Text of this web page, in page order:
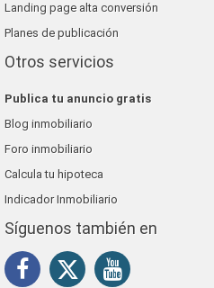
Landing page alta conversión
Planes de publicación
Otros servicios
Publica tu anuncio gratis
Blog inmobiliario
Foro inmobiliario
Calcula tu hipoteca
Indicador Inmobiliario
Síguenos también en